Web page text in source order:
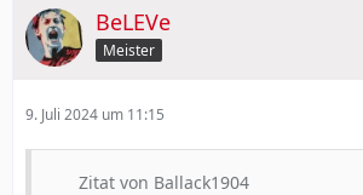
BeLEVe
Meister
9. Juli 2024 um 11:15
Zitat von Ballack1904